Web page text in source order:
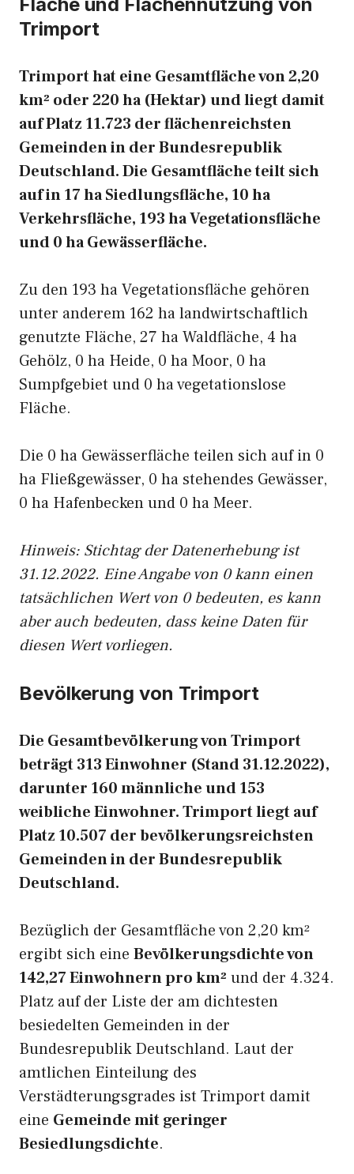
Trimport
Trimport hat eine Gesamtfläche von 2,20
km² oder 220 ha (Hektar) und liegt damit
auf Platz 11.723 der flächenreichsten
Gemeinden in der Bundesrepublik
Deutschland. Die Gesamtfläche teilt sich
auf in 17 ha Siedlungsfläche, 10 ha
Verkehrsfläche, 193 ha Vegetationsfläche
und 0 ha Gewässerfläche.
Zu den 193 ha Vegetationsfläche gehören
unter anderem 162 ha landwirtschaftlich
genutzte Fläche, 27 ha Waldfläche, 4 ha
Gehölz, 0 ha Heide, 0 ha Moor, 0 ha
Sumpfgebiet und 0 ha vegetationslose
Fläche.
Die 0 ha Gewässerfläche teilen sich auf in 0
ha Fließgewässer, 0 ha stehendes Gewässer,
0 ha Hafenbecken und 0 ha Meer.
Hinweis: Stichtag der Datenerhebung ist
31.12.2022. Eine Angabe von 0 kann einen
tatsächlichen Wert von 0 bedeuten, es kann
aber auch bedeuten, dass keine Daten für
diesen Wert vorliegen.
Bevölkerung von Trimport
Die Gesamtbevölkerung von Trimport
beträgt 313 Einwohner (Stand 31.12.2022),
darunter 160 männliche und 153
weibliche Einwohner. Trimport liegt auf
Platz 10.507 der bevölkerungsreichsten
Gemeinden in der Bundesrepublik
Deutschland.
Bezüglich der Gesamtfläche von 2,20 km²
ergibt sich eine Bevölkerungsdichte von
142,27 Einwohnern pro km² und der 4.324.
Platz auf der Liste der am dichtesten
besiedelten Gemeinden in der
Bundesrepublik Deutschland. Laut der
amtlichen Einteilung des
Verstädterungsgrades ist Trimport damit
eine Gemeinde mit geringer
Besiedlungsdichte.